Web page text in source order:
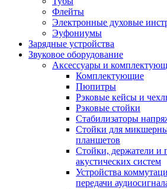
Флейты
Электронные духовые
Эуфониумы
Зарядные устройства
Звуковое оборудование
Аксессуары и
Комплектующие
Пюпитры
Рэковые кейсы и
Рэковые стойки
Стабилизаторы
Стойки для
планшетов
Стойки, держатели и
акустических систем
Устройства
передачи